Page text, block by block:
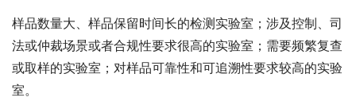
样品数量大、样品保留时间长的检测实验室；涉及控制、司
法或仲裁场景或者合规性要求很高的实验室；需要频繁复查
或取样的实验室；对样品可靠性和可追溯性要求较高的实验
室。